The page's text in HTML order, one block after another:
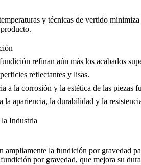
y técnicas de vertido
refinan aún más los acabados
reflectantes y lisas.
a la corrosión y la estética de las piezas
la apariencia, la durabilidad y la
Industria
ampliamente la fundición por gravedad
por gravedad, que mejora su